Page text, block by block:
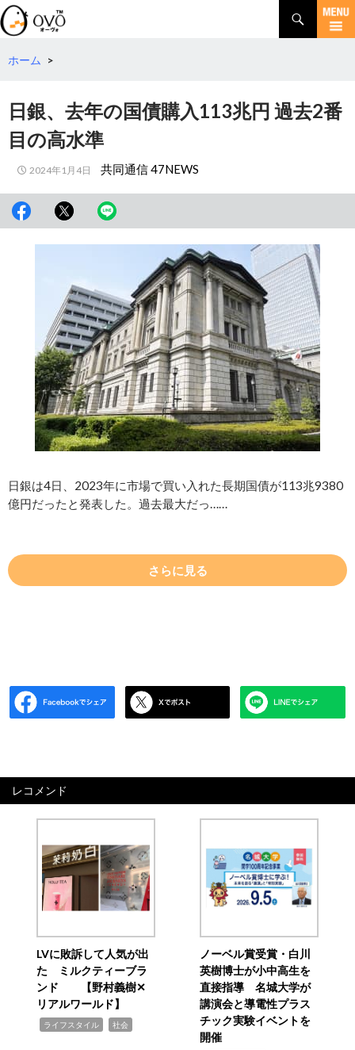
検
索
コ
テホーム >
日銀、去年の国債購入113兆円 過去2番
目の高水準
2024年1月4日 共同通信 47NEWS
日銀は4日、2023年に市場で買い入れた長期国債が113兆9380
億円だったと発表した。過去最大だっ……
さらに見る
レコメンド
LVに敗訴して人気が出
た ミルクティーブラ
ンド 【野村義樹✕
リアルワールド】
ライフスタイル 社会
ノーベル賞受賞・白川
英樹博士が小中高生を
直接指導 名城大学が
講演会と導電性プラス
チック実験イベントを
開催